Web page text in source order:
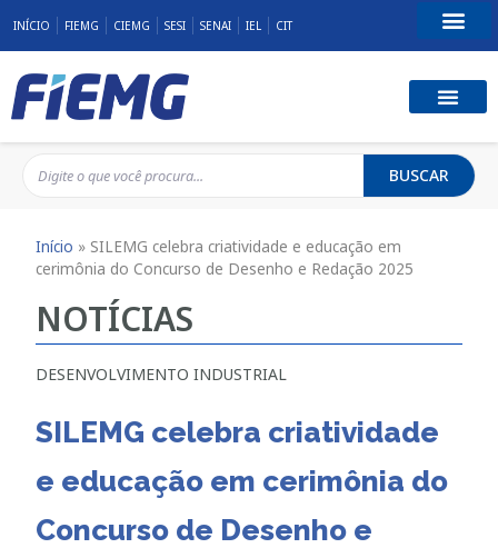
INÍCIO FIEMG CIEMG SESI SENAI IEL CIT
BUSCAR
Início » SILEMG celebra criatividade e educação em
cerimônia do Concurso de Desenho e Redação 2025
NOTÍCIAS
DESENVOLVIMENTO INDUSTRIAL
SILEMG celebra criatividade
e educação em cerimônia do
Concurso de Desenho e